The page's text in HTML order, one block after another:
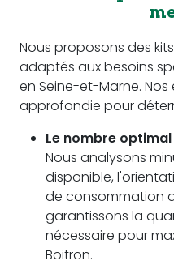
Nous proposons des
adaptés aux besoins
en Seine-et-Marne.
approfondie pour
Le nombre
Nous analysons
disponible,
de consommation
garantissons la
nécessaire pour
Boitron.